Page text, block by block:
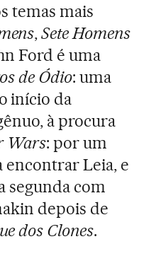
temas mais
,Sete Homens
Ford é uma
de Ódio: uma
início da
à procura
Wars: por um
encontrar Leia, e
segunda com
depois de
dos Clones.